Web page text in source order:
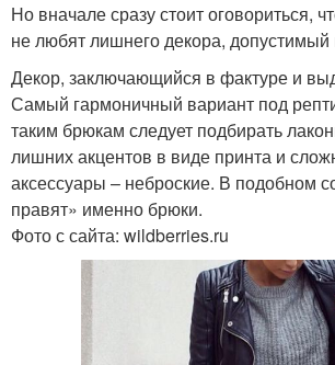
Но вначале сразу стоит оговориться,
не любят лишнего декора,
Декор, заключающийся в фактуре и
Самый гармоничный вариант под
таким брюкам следует подбирать
лишних акцентов в виде принта и
аксессуары – неброские. В подобном
правят» именно брюки.
Фото с сайта: wildberries.ru